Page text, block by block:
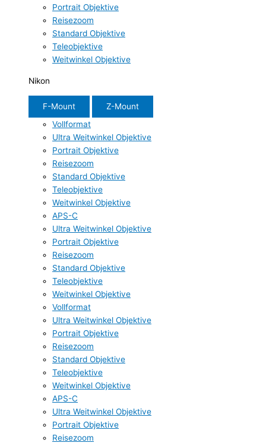
Portrait Objektive
Reisezoom
Standard Objektive
Teleobjektive
Weitwinkel Objektive
Nikon
F-Mount
Z-Mount
Vollformat
Ultra Weitwinkel Objektive
Portrait Objektive
Reisezoom
Standard Objektive
Teleobjektive
Weitwinkel Objektive
APS-C
Ultra Weitwinkel Objektive
Portrait Objektive
Reisezoom
Standard Objektive
Teleobjektive
Weitwinkel Objektive
Vollformat
Ultra Weitwinkel Objektive
Portrait Objektive
Reisezoom
Standard Objektive
Teleobjektive
Weitwinkel Objektive
APS-C
Ultra Weitwinkel Objektive
Portrait Objektive
Reisezoom